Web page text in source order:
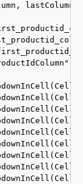
lastColumn